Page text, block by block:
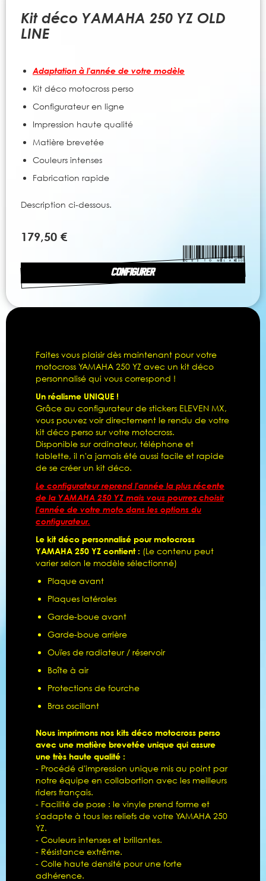
Kit déco YAMAHA 250 YZ OLD
LINE
Adaptation à l'année de votre modèle
Kit déco motocross perso
Configurateur en ligne
Impression haute qualité
Matière brevetée
Couleurs intenses
Fabrication rapide
Description ci-dessous.
CONFIGURER
179,50 €
beginning
gallery
Faites vous plaisir dès maintenant pour votre
motocross YAMAHA 250 YZ avec un kit déco
personnalisé qui vous correspond !
Un réalisme UNIQUE !
Grâce au configurateur de stickers ELEVEN MX,
vous pouvez voir directement le rendu de votre
kit déco perso sur votre motocross.
Disponible sur ordinateur, téléphone et
tablette, il n'a jamais été aussi facile et rapide
de se créer un kit déco.
Le configurateur reprend l'année la plus récente
de la YAMAHA 250 YZ mais vous pourrez choisir
l'année de votre moto dans les options du
configurateur.
Le kit déco personnalisé pour motocross
YAMAHA 250 YZ contient : (Le contenu peut
varier selon le modèle sélectionné)
Plaque avant
Plaques latérales
Garde-boue avant
Garde-boue arrière
Ouïes de radiateur / réservoir
Boîte à air
Protections de fourche
Bras oscillant
Nous imprimons nos kits déco motocross perso
avec une matière brevetée unique qui assure
une très haute qualité :
- Procédé d'impression unique mis au point par
notre équipe en collabortion avec les meilleurs
riders français.
- Facilité de pose : le vinyle prend forme et
s'adapte à tous les reliefs de votre YAMAHA 250
YZ.
- Couleurs intenses et brillantes.
- Résistance extrême.
- Colle haute densité pour une forte
adhérence.